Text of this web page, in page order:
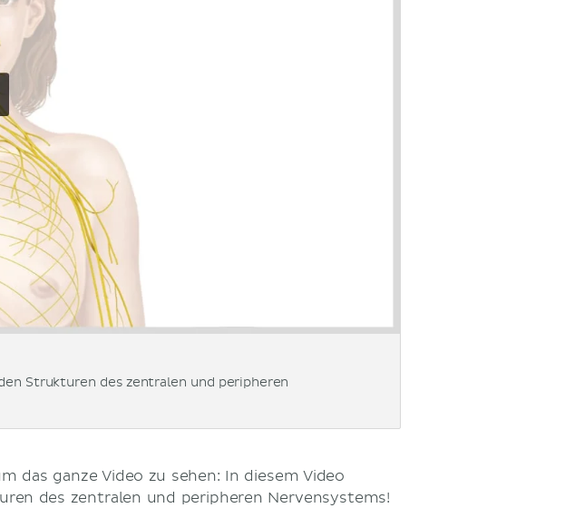
Strukturen des zentralen und peripheren
das ganze Video zu sehen: In diesem Video
des zentralen und peripheren Nervensystems!